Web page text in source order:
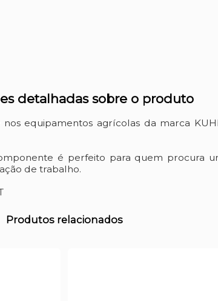
detalhadas sobre o produto
equipamentos agrícolas da marca
é perfeito para quem procura
de trabalho.
Produtos relacionados